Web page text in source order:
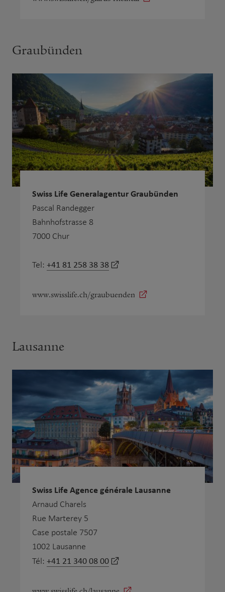
Graubünden
Swiss Life Generalagentur Graubünden
Pascal Randegger
Bahnhofstrasse 8
7000 Chur
Tel: +41 81 258 38 38
www.swisslife.ch/graubuenden
Lausanne
Swiss Life Agence générale Lausanne
Arnaud Charels
Rue Marterey 5
Case postale 7507
1002 Lausanne
Tél: +41 21 340 08 00